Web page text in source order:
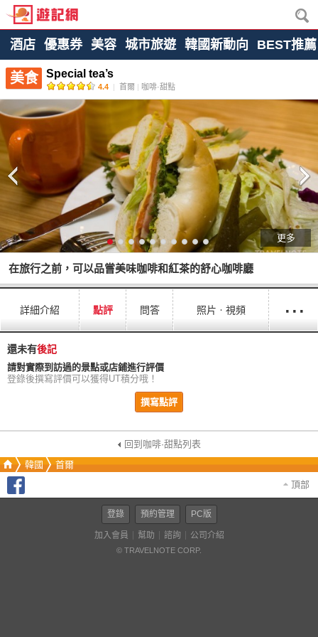
酒店 優惠券 美容 城市旅遊 韓國新動向 BEST推薦
美食 Special tea’s
4.4 | 首爾 | 咖啡·甜點
更多
在旅行之前，可以品嘗美味咖啡和紅茶的舒心咖啡廳
詳細介紹 點評 問答 照片ㆍ視頻 ···
還未有後記
請對實際到訪過的景點或店鋪進行評價
登錄後撰寫評價可以獲得UT積分哦！
撰寫點評
回到咖啡·甜點列表
韓國
首爾
頂部
登錄 預約管理 PC版
加入會員 幫助 諮詢 公司介紹
© TRAVELNOTE CORP.